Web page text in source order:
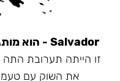
Salvador - הוא מותג בעל היסטוריה שהחלה ב-Daly Code.
את השוק עם